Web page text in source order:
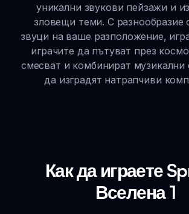
уникални звукови пейзажи и
зловещи теми. С разнообразие
звуци на ваше разположение,
играчите да пътуват през
смесват и комбинират музикални
да изградят натрапчиви
Как да играете
Вселена 1